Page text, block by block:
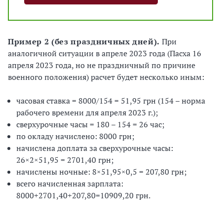
Пример 2 (без праздничных дней). При
аналогичной ситуации в апреле 2023 года (Пасха 16
апреля 2023 года, но не праздничный по причине
военного положения) расчет будет несколько иным:
часовая ставка = 8000/154 = 51,95 грн (154 – норма
рабочего времени для апреля 2023 г.);
сверхурочные часы = 180 – 154 = 26 час;
по окладу начислено: 8000 грн;
начислена доплата за сверхурочные часы:
26×2×51,95 = 2701,40 грн;
начислены ночные: 8×51,95×0,5 = 207,80 грн;
всего начисленная зарплата:
8000+2701,40+207,80=10909,20 грн.